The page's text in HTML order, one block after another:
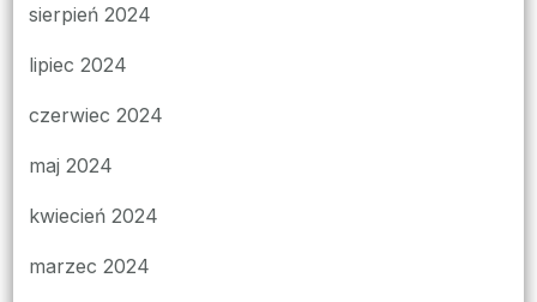
sierpień 2024
lipiec 2024
czerwiec 2024
maj 2024
kwiecień 2024
marzec 2024